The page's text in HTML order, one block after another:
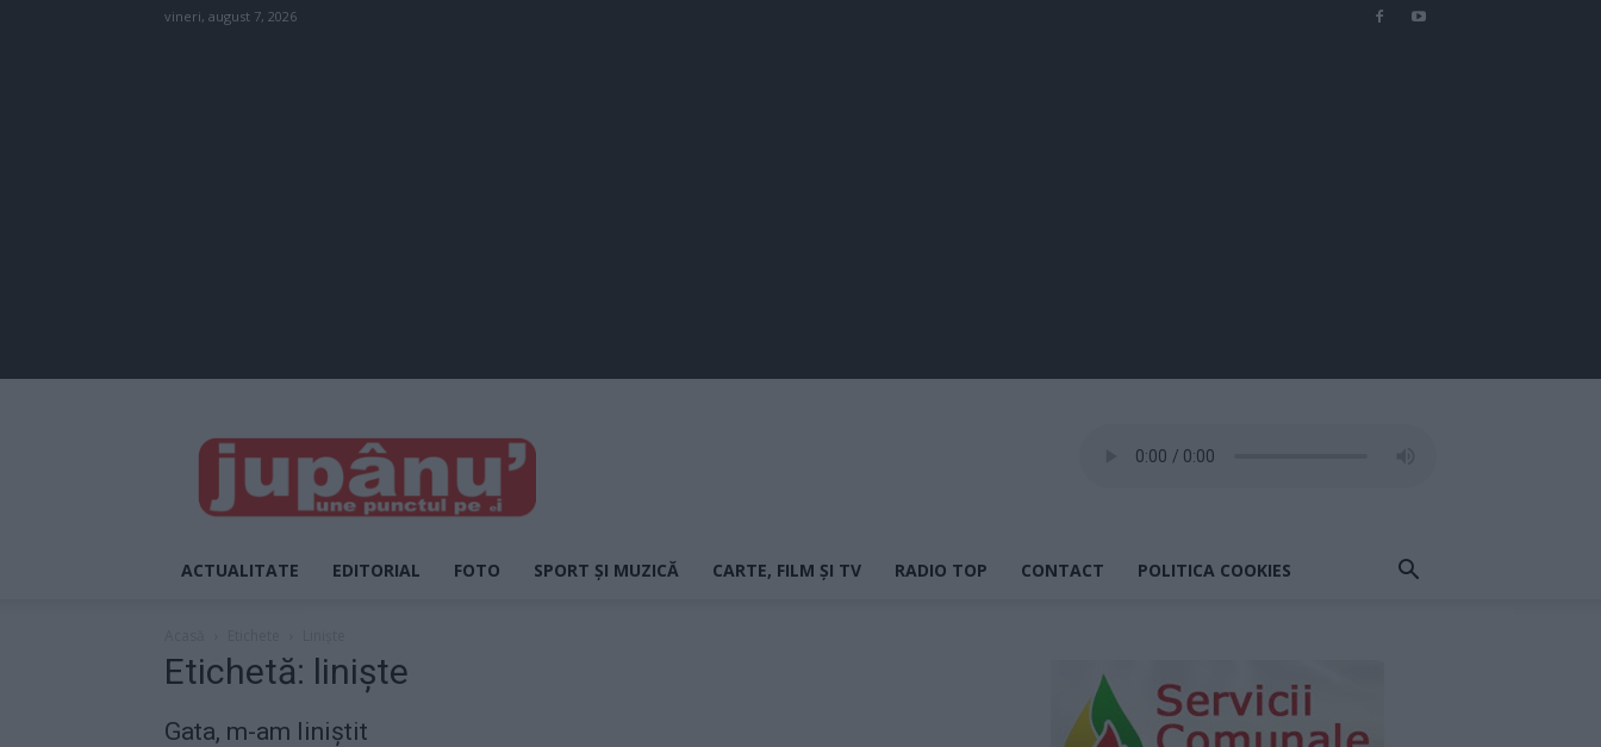
vineri, august 7, 2026
JUPÂNU'
ACTUALITATE EDITORIAL FOTO SPORT ȘI MUZICĂ CARTE, FILM ȘI TV RADIO TOP CONTACT POLITICA COOKIES
Etichetă: liniște
Gata, m-am liniștit